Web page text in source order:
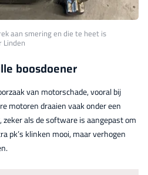
aan smering en die te heet is
Linden
boosdoener
van motorschade, vooral bij
motoren draaien vaak onder een
als de software is aangepast om
pk’s klinken mooi, maar verhogen